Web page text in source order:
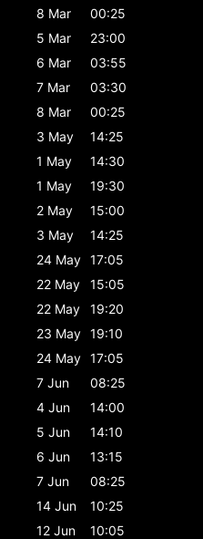
8 Mar
00:25
5 Mar
23:00
6 Mar
03:55
7 Mar
03:30
8 Mar
00:25
3 May
14:25
1 May
14:30
1 May
19:30
2 May
15:00
3 May
14:25
24 May 17:05
22 May
15:05
22 May
19:20
23 May 19:10
24 May 17:05
7 Jun
08:25
4 Jun
14:00
5 Jun
14:10
6 Jun
13:15
7 Jun
08:25
14 Jun
10:25
12 Jun
10:05